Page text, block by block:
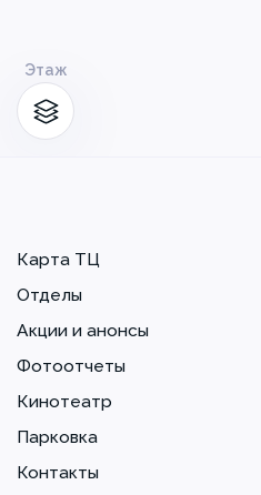
Этаж
Карта ТЦ
Отделы
Акции и анонсы
Фотоотчеты
Кинотеатр
Парковка
Контакты